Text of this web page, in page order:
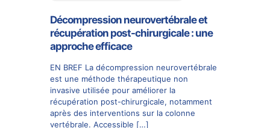
Décompression neurovertébrale et
récupération post-chirurgicale : une
approche efficace
EN BREF La décompression neurovertébrale
est une méthode thérapeutique non
invasive utilisée pour améliorer la
récupération post-chirurgicale, notamment
après des interventions sur la colonne
vertébrale. Accessible […]